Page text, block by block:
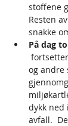
stoffene
Resten
snakke
På dag to
og andre
dykk
avfall.